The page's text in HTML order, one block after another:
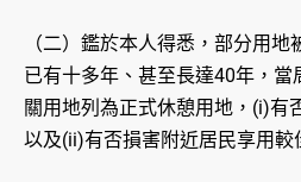
（二）鑑於本人得悉，部分用
已有十多年、甚至長達40年，當
關用地列為正式休憩用地，(i)有
以及(ii)有否損害附近居民享用較